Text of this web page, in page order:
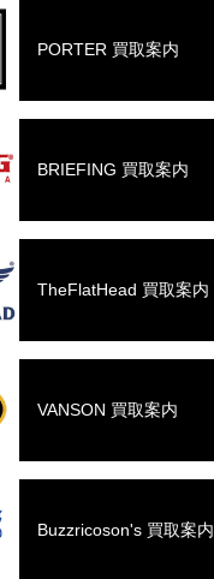
PORTER 買取案内
BRIEFING 買取案内
TheFlatHead 買取案内
VANSON 買取案内
Buzzricoson's 買取案内